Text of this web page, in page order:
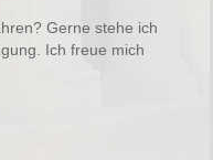
Gerne stehe ich
Ich freue mich